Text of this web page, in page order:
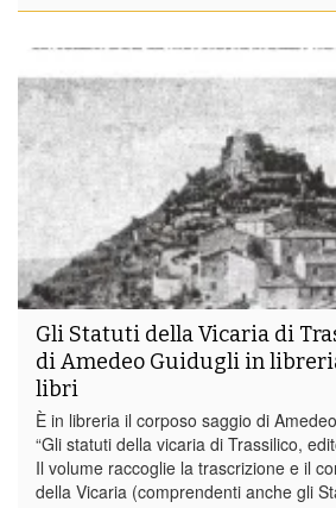
Gli Statuti della Vicaria di
di Amedeo Guidugli in
libri
È in libreria il corposo saggio di
“Gli statuti della vicaria di Trassilico,
Il volume raccoglie la trascrizione e il
della Vicaria (comprendenti anche gli